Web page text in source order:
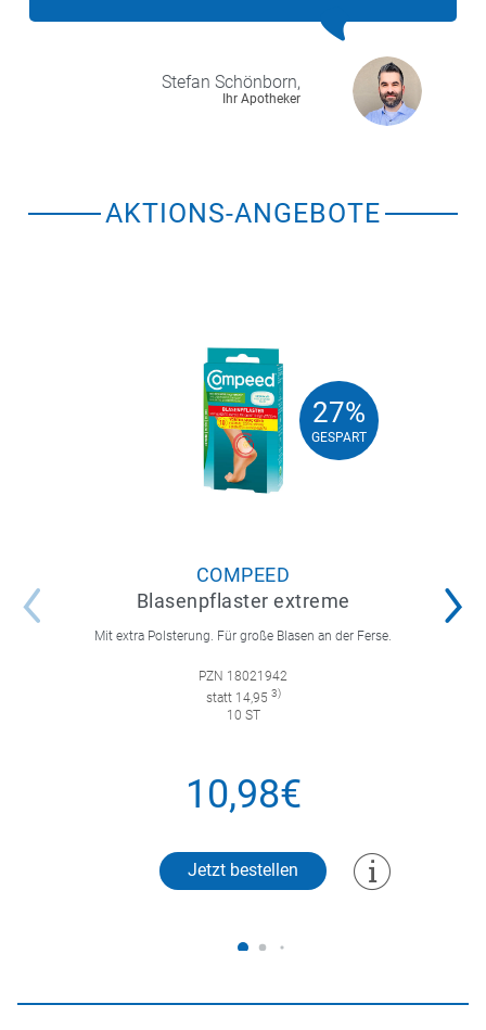
Stefan Schönborn,
Ihr Apotheker
AKTIONS-ANGEBOTE
27%
GESPART
27%
GESPART
COMPEED
Blasenpflaster extreme
Mit extra Polsterung. Für große Blasen an der Ferse.
PZN 18021942
statt 14,95 3)
10 ST
10,98€
Jetzt bestellen